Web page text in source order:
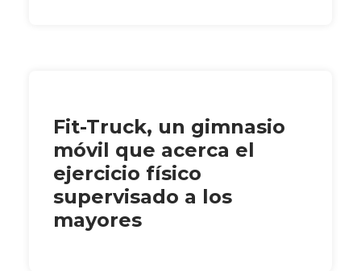
Fit-Truck, un gimnasio
móvil que acerca el
ejercicio físico
supervisado a los
mayores